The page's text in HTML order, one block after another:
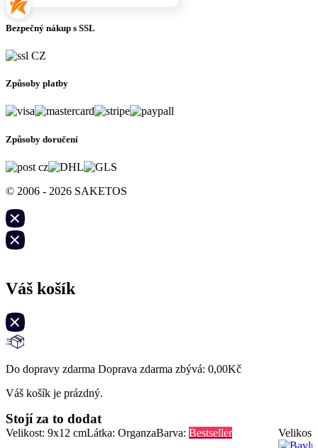
Bezpečný nákup s SSL
Způsoby platby
Způsoby doručení
© 2006 - 2026 SAKETOS
Váš košík
Do dopravy zdarma Doprava zdarma zbývá: 0,00Kč
Váš košík je prázdný.
Stojí za to dodat
Velikost: 9x12 cmLátka: OrganzaBarva: Bestseller